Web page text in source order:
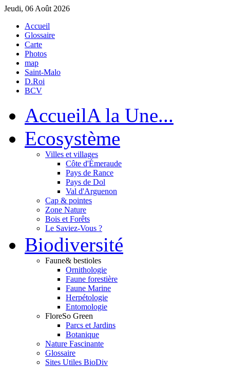
Jeudi, 06 Août 2026
Accueil
Glossaire
Carte
Photos
map
Saint-Malo
D.Roi
BCV
AccueilA la Une...
Ecosystème
Villes et villages
Côte d'Émeraude
Pays de Rance
Pays de Dol
Val d'Arguenon
Cap & pointes
Zone Nature
Bois et Forêts
Le Saviez-Vous ?
Biodiversité
Faune& bestioles
Ornithologie
Faune forestière
Faune Marine
Herpétologie
Entomologie
FloreSo Green
Parcs et Jardins
Botanique
Nature Fascinante
Glossaire
Sites Utiles BioDiv